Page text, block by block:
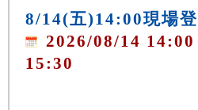
8/14(五)14:00現場
2026/08/14
15:30